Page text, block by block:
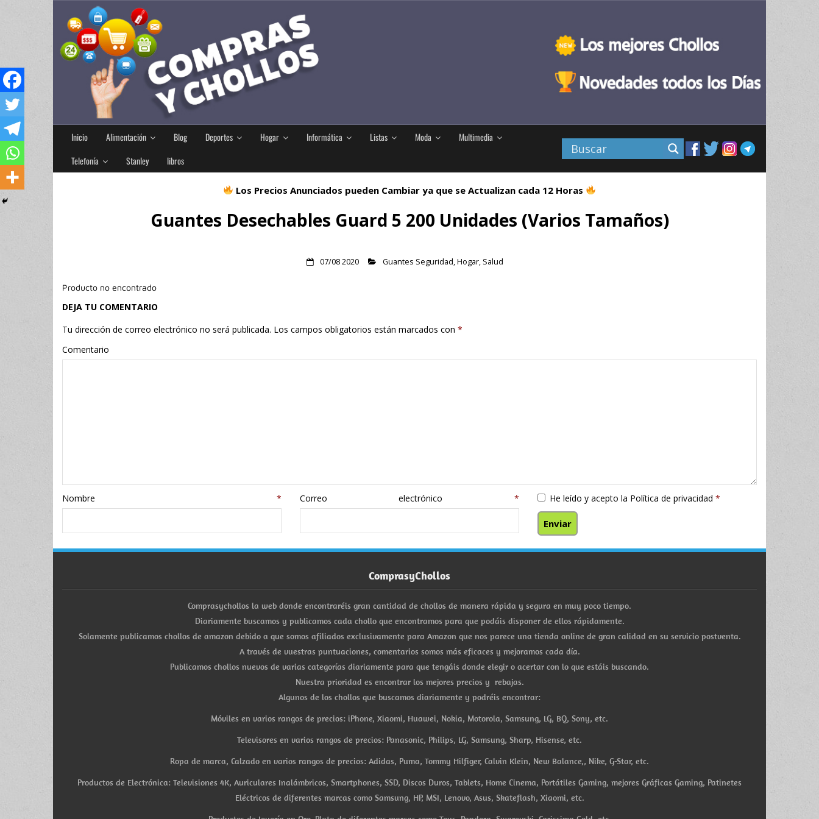
Inicio Alimentación Blog Deportes Hogar Informática Listas Moda
Multimedia
Telefonía
Stanley libros
Los Precios Anunciados pueden Cambiar ya que se Actualizan cada 12 Horas
Guantes Desechables Guard 5 200 Unidades (Varios Tamaños)
07/08 2020 Guantes Seguridad,Hogar, Salud
Producto no encontrado
DEJA TU COMENTARIO
Tu dirección de correo electrónico no será publicada. Los campos obligatorios están marcados con *
Comentario
Nombre* Correo electrónico* He leído y acepto la Política de privacidad *
ComprasyChollos
Comprasychollos la web donde encontraréis gran cantidad de chollos de manera rápida y segura en muy poco tiempo.
Diariamente buscamos y publicamos cada chollo que encontramos para que podáis disponer de ellos rápidamente.
Solamente publicamos chollos de amazon debido a que somos afiliados exclusivamente para Amazon que nos parece una tienda online de gran calidad en su servicio postventa.
A través de vuestras puntuaciones, comentarios somos más eficaces y mejoramos cada día.
Publicamos chollos nuevos de varias categorías diariamente para que tengáis donde elegir o acertar con lo que estáis buscando.
Nuestra prioridad es encontrar los mejores precios y rebajas.
Algunos de los chollos que buscamos diariamente y podréis encontrar:
Móviles en varios rangos de precios: iPhone, Xiaomi, Huawei, Nokia, Motorola, Samsung, LG, BQ, Sony, etc.
Televisores en varios rangos de precios: Panasonic, Philips, LG, Samsung, Sharp, Hisense, etc.
Ropa de marca, Calzado en varios rangos de precios: Adidas, Puma, Tommy Hilfiger, Calvin Klein, New Balance,, Nike, G-Star, etc.
Productos de Electrónica: Televisiones 4K, Auriculares Inalámbricos, Smartphones, SSD, Discos Duros, Tablets, Home Cinema, Portátiles Gaming, mejores Gráficas Gaming, Patinetes
Eléctricos de diferentes marcas como Samsung, HP, MSI, Lenovo, Asus, Skateflash, Xiaomi, etc.